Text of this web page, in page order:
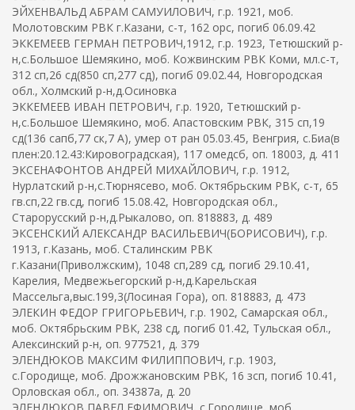
ЭЙХЕНВАЛЬД АБРАМ САМУИЛОВИЧ, г.р. 1921, моб.
Молотовским РВК г.Казани, с-т, 162 орс, погиб 06.09.42
ЭККЕМЕЕВ ГЕРМАН ПЕТРОВИЧ,1912, г.р. 1923, Тетюшский р-
н,с.Большое Шемякино, моб. Кожвинским РВК Коми, мл.с-т,
312 сп,26 сд(850 сп,277 сд), погиб 09.02.44, Новгородская
обл., Холмский р-н,д.Осиновка
ЭККЕМЕЕВ ИВАН ПЕТРОВИЧ, г.р. 1920, Тетюшский р-
н,с.Большое Шемякино, моб. Апастовским РВК, 315 сп,19
сд(136 сапб,77 ск,7 А), умер от ран 05.03.45, Венгрия, с.Биа(в
плен:20.12.43:Кировоградская), 117 омедсб, оп. 18003, д. 411
ЭКСЕНАФОНТОВ АНДРЕЙ МИХАЙЛОВИЧ, г.р. 1912,
Нурлатский р-н,с.Тюрнясево, моб. Октябрьским РВК, с-т, 65
гв.сп,22 гв.сд, погиб 15.08.42, Новгородская обл.,
Старорусский р-н,д.Рыкалово, оп. 818883, д. 489
ЭКСЕНСКИЙ АЛЕКСАНДР ВАСИЛЬЕВИЧ(БОРИСОВИЧ), г.р.
1913, г.Казань, моб. Сталинским РВК
г.Казани(Приволжским), 1048 сп,289 сд, погиб 29.10.41,
Карелия, Медвежьегорский р-н,д.Карельская
Массельга,выс.199,3(Лосиная Гора), оп. 818883, д. 473
ЭЛЕКИН ФЕДОР ГРИГОРЬЕВИЧ, г.р. 1902, Самарская обл.,
моб. Октябрьским РВК, 238 сд, погиб 01.42, Тульская обл.,
Алексинский р-н, оп. 977521, д. 379
ЭЛЕНДЮКОВ МАКСИМ ФИЛИППОВИЧ, г.р. 1903,
с.Городище, моб. Дрожжановским РВК, 16 зсп, погиб 10.41,
Орловская обл., оп. 34387а, д. 20